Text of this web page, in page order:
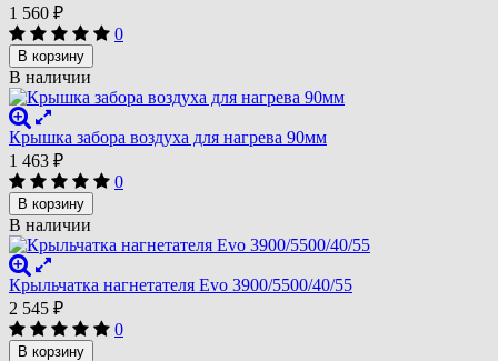
1 560 ₽
0
В корзину
В наличии
Крышка забора воздуха для нагрева 90мм
1 463 ₽
0
В корзину
В наличии
Крыльчатка нагнетателя Evo 3900/5500/40/55
2 545 ₽
0
В корзину